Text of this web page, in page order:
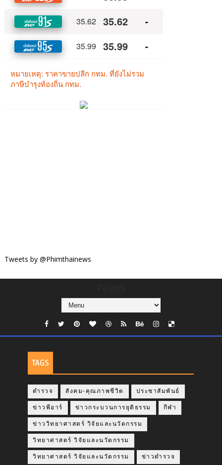
Tweets by @Phimthainews
TAGS
ตำรวจ สังคม-คุณภาพชีวิต ประชาสัมพันธ์
ข่าวพีอาร์ ข่าวกระบวนการยุติธรรม กีฬา
ข่าววิทยาศาสตร์ วิจัยและนวัตกรรม
วิทยาศาสตร์ วิจัยและนวัตกรรม
วิทยาศาสตร์ วิจัยและนวัตกรรม ข่าวตำรวจ